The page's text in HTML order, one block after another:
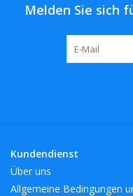
Melden Sie sich
Kundendienst
Über uns
Allgemeine Bedingungen